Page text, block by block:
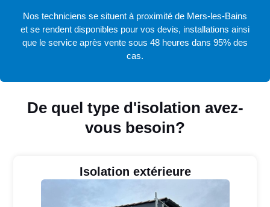
De quel type d'isolation avez-
vous besoin?
Isolation extérieure
Nos techniciens se situent à proximité de Mers-les-Bains
et se rendent disponibles pour vos devis, installations ainsi
que le service après vente sous 48 heures dans 95% des
cas.